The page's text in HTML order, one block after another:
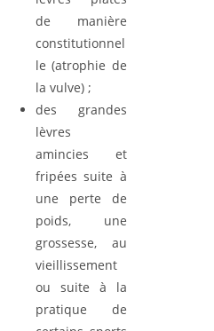
de manière
constitutionnel
le (atrophie de
la vulve) ;
des grandes
lèvres
amincies et
fripées suite à
une perte de
poids, une
grossesse, au
vieillissement
ou suite à la
pratique de